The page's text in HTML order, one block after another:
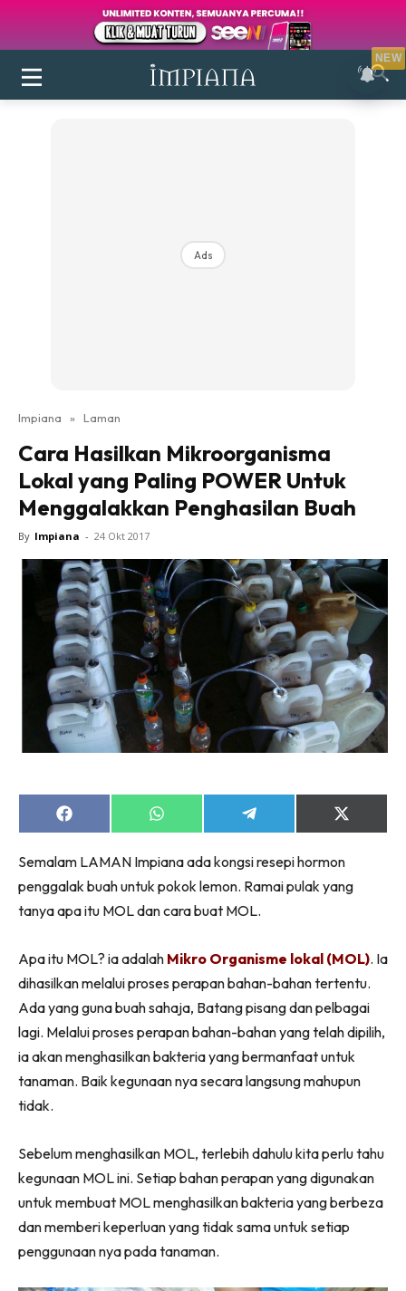
Login|Register
Ruang Makan
Ruang Tamu
Direktori
Interior Design
Landskap
DIY
Bilik Air
Bilik Tidur
Dapur
Ruang Makan
Make Over
Bilik Air
Ruang Makan
Menarik Lagi
Casa Impiana
Impiana Makeover
Hartanah
Beli Di Mana
Buat Sendiri
Ilham Impiana
Ilham Impiana 360
Ilham Impiana Inspirasi Selebriti
Ads
Impiana » Laman
Cara Hasilkan Mikroorganisma
Lokal yang Paling POWER Untuk
Menggalakkan Penghasilan Buah
By Impiana - 24 Okt 2017
Share
on
Share
on
Share
on
Share
on
(Twitter)
Semalam LAMAN Impiana ada kongsi resepi hormon
penggalak buah untuk pokok lemon. Ramai pulak yang
tanya apa itu MOL dan cara buat MOL.
Apa itu MOL? ia adalah Mikro Organisme lokal (MOL). Ia
dihasilkan melalui proses perapan bahan-bahan tertentu.
Ada yang guna buah sahaja, Batang pisang dan pelbagai
lagi. Melalui proses perapan bahan-bahan yang telah dipilih,
ia akan menghasilkan bakteria yang bermanfaat untuk
tanaman. Baik kegunaan nya secara langsung mahupun
tidak.
Sebelum menghasilkan MOL, terlebih dahulu kita perlu tahu
kegunaan MOL ini. Setiap bahan perapan yang digunakan
untuk membuat MOL menghasilkan bakteria yang berbeza
dan memberi keperluan yang tidak sama untuk setiap
penggunaan nya pada tanaman.
NEW